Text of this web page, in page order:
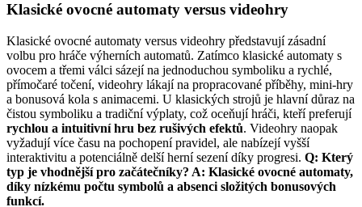
Klasické ovocné automaty versus videohry
Klasické ovocné automaty versus videohry představují zásadní
volbu pro hráče výherních automatů. Zatímco klasické automaty s
ovocem a třemi válci sázejí na jednoduchou symboliku a rychlé,
přímočaré točení, videohry lákají na propracované příběhy, mini-hry
a bonusová kola s animacemi. U klasických strojů je hlavní důraz na
čistou symboliku a tradiční výplaty, což oceňují hráči, kteří preferují
rychlou a intuitivní hru bez rušivých efektů. Videohry naopak
vyžadují více času na pochopení pravidel, ale nabízejí vyšší
interaktivitu a potenciálně delší herní sezení díky progresi. Q: Který
typ je vhodnější pro začátečníky? A: Klasické ovocné automaty,
díky nízkému počtu symbolů a absenci složitých bonusových
funkcí.